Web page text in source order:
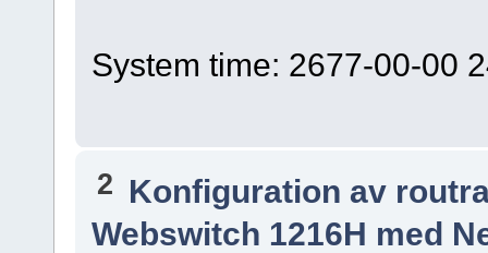
System time: 2677-00-00
2 Konfiguration av
Webswitch 1216H med